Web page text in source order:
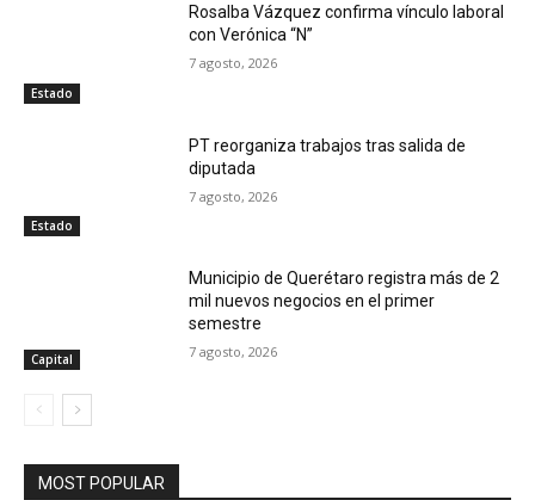
Estado
Rosalba Vázquez confirma vínculo laboral
con Verónica “N”
7 agosto, 2026
Estado
PT reorganiza trabajos tras salida de
diputada
7 agosto, 2026
Capital
Municipio de Querétaro registra más de 2
mil nuevos negocios en el primer
semestre
7 agosto, 2026
MOST POPULAR